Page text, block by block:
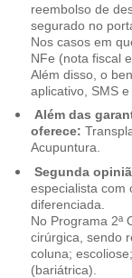
reembolso de
segurado no
Nos casos em
NFe (nota fiscal
Além disso, o
aplicativo, SMS e
Além das
oferece:
Acupuntura.
Segunda
especialista com
diferenciada.
No Programa 2ª
cirúrgica, sendo
coluna;
(bariátrica).